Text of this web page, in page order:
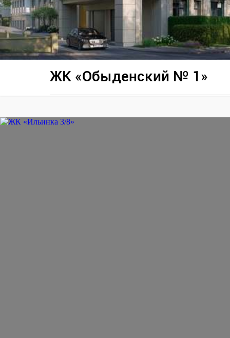
ЖК «Обыденский № 1»